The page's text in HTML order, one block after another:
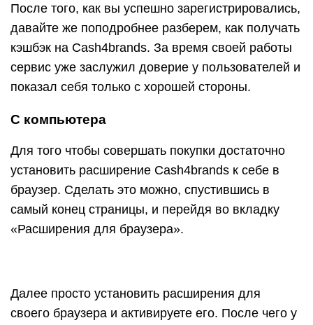
После того, как вы успешно зарегистрировались,
давайте же поподробнее разберем, как получать
кэшбэк на Cash4brands. За время своей работы
сервис уже заслужил доверие у пользователей и
показал себя только с хорошей стороны.
С компьютера
Для того чтобы совершать покупки достаточно
установить расширение Cash4brands к себе в
браузер. Сделать это можно, спустившись в
самый конец страницы, и перейдя во вкладку
«Расширения для браузера».
Далее просто установить расширения для
своего браузера и активируете его. После чего у